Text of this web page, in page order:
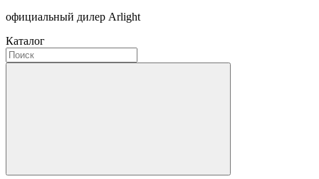
официальный дилер Arlight
Каталог